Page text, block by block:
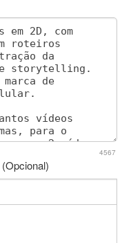
4567
(Opcional)